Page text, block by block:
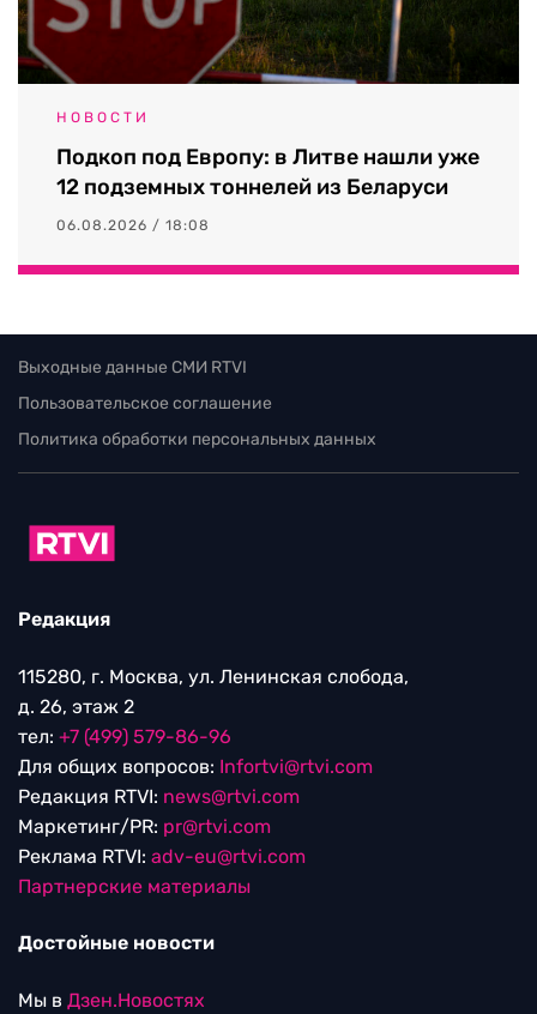
НОВОСТИ
Подкоп под Европу: в Литве нашли уже
12 подземных тоннелей из Беларуси
06.08.2026 / 18:08
Выходные данные СМИ RTVI
Пользовательское соглашение
Политика обработки персональных данных
Редакция
115280, г. Москва, ул. Ленинская слобода,
д. 26, этаж 2
тел: +7 (499) 579-86-96
Для общих вопросов: Infortvi@rtvi.com
Редакция RTVI: news@rtvi.com
Маркетинг/PR: pr@rtvi.com
Реклама RTVI: adv-eu@rtvi.com
Партнерские материалы
Достойные новости
Мы в Дзен.Новостях